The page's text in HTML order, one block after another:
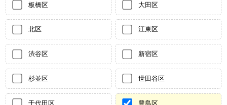
板橋区 大田区
北区 江東区
渋谷区 新宿区
杉並区 世田谷区
千代田区 豊島区